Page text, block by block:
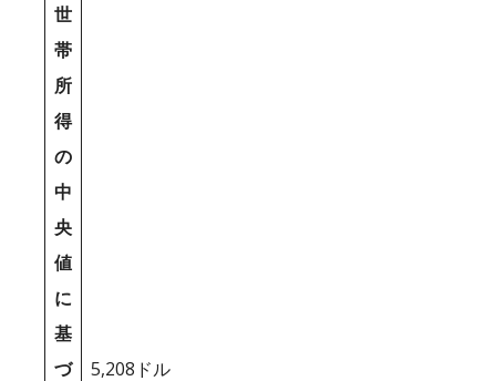
世
帯
所
得
の
中
央
値
に
基
づ
5,208ドル